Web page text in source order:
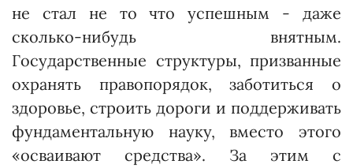
не стал не то что успешным - даже
сколько-нибудь внятным.
Государственные структуры, призванные
охранять правопорядок, заботиться о
здоровье, строить дороги и поддерживать
фундаментальную науку, вместо этого
«осваивают средства». За этим с